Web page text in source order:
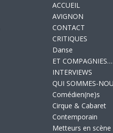
ACCUEIL
AVIGNON
CONTACT
CRITIQUES
Danse
ET COMPAGNIES…
INTERVIEWS
QUI SOMMES-
Comédien(ne)s
Cirque & Cabaret
Contemporain
Metteurs en scène